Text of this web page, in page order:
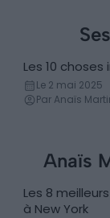
Les 10
Le 2 mai 2025
Par Anaïs
Anaïs
Découvertes
Les 8
à New York